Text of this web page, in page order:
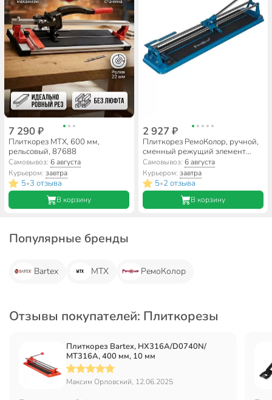
7 290 ₽
Плиткорез МТХ, 600 мм,
рельсовый, 87688
Самовывоз:6 августа
Курьером:завтра
5•3 отзыва
В корзину
2 927 ₽
Плиткорез РемоКолор, ручной,
сменный режущий элемент
22х6х2 мм, 46-0-260
Самовывоз: 6 августа
Курьером: завтра
5•2 отзыва
В корзину
Популярные бренды
Bartex МТХ РемоКолор
Отзывы покупателей: Плиткорезы
Плиткорез Bartex, HX316A/D0740N/
МТ316А, 400 мм, 10 мм
Максим Орловский, 12.06.2025